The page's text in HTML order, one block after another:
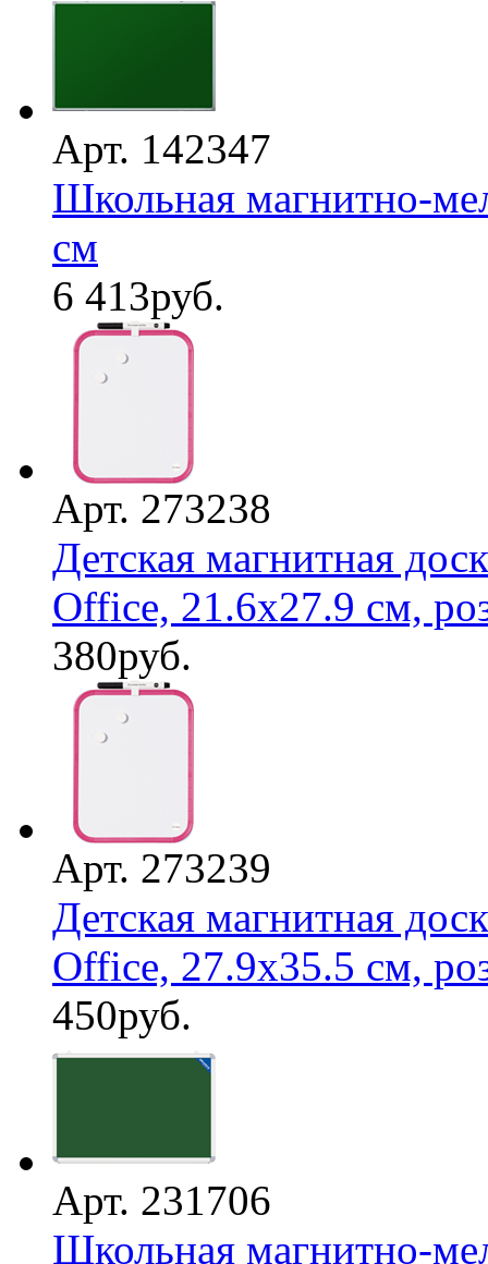
Арт. 142347
Школьная магнитно-
см
6 413руб.
Арт. 273238
Детская магнитная
Office, 21.6х27.9 см,
380руб.
Арт. 273239
Детская магнитная
Office, 27.9х35.5 см,
450руб.
Арт. 231706
Школьная магнитно-